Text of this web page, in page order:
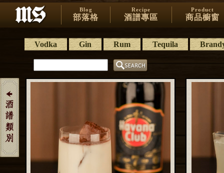
Blog
部落格
Recipe
酒譜專區
Product
商品櫥窗
Vodka Gin Rum Tequila